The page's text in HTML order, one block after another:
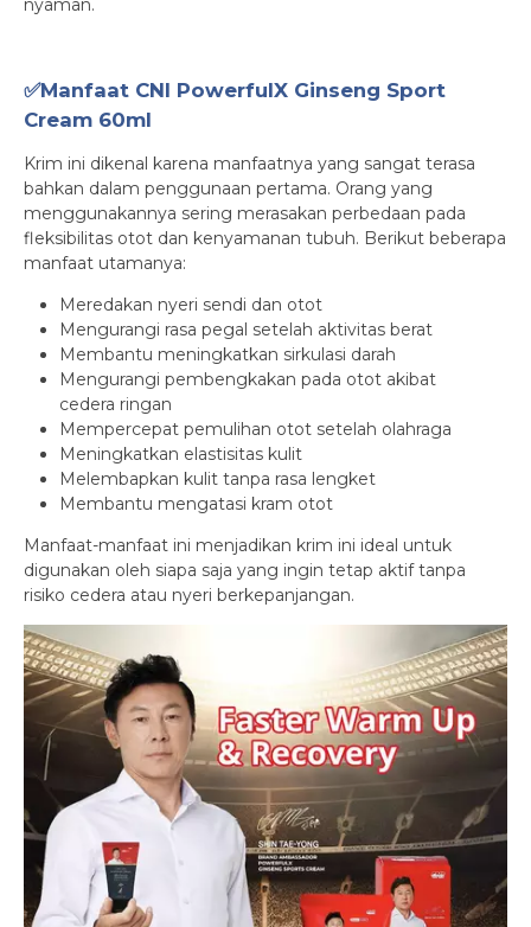
nyaman.
✅Manfaat CNI PowerfulX Ginseng Sport
Cream 60ml
Krim ini dikenal karena manfaatnya yang sangat terasa
bahkan dalam penggunaan pertama. Orang yang
menggunakannya sering merasakan perbedaan pada
fleksibilitas otot dan kenyamanan tubuh. Berikut beberapa
manfaat utamanya:
Meredakan nyeri sendi dan otot
Mengurangi rasa pegal setelah aktivitas berat
Membantu meningkatkan sirkulasi darah
Mengurangi pembengkakan pada otot akibat
cedera ringan
Mempercepat pemulihan otot setelah olahraga
Meningkatkan elastisitas kulit
Melembapkan kulit tanpa rasa lengket
Membantu mengatasi kram otot
Manfaat-manfaat ini menjadikan krim ini ideal untuk
digunakan oleh siapa saja yang ingin tetap aktif tanpa
risiko cedera atau nyeri berkepanjangan.